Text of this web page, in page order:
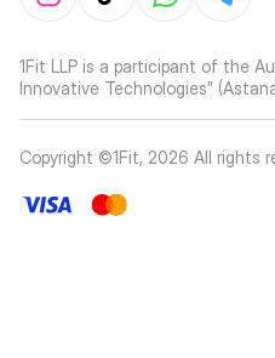
1Fit LLP is a participant of the
Innovative Technologies”
Copyright ©1Fit, 2026 All rights